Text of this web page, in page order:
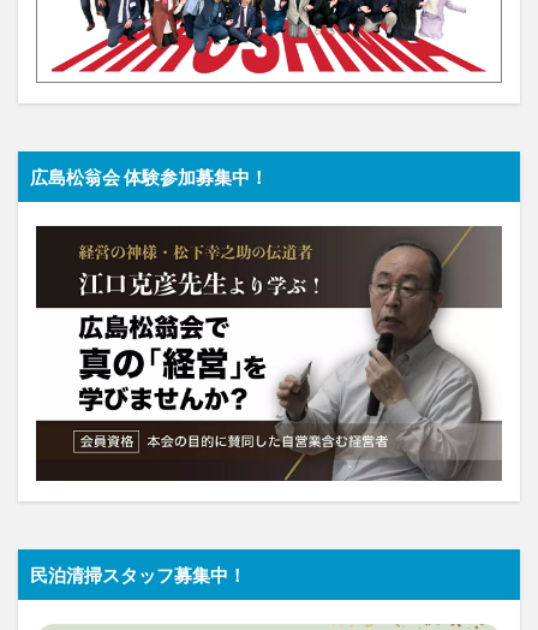
広島松翁会 体験参加募集中！
民泊清掃スタッフ募集中！